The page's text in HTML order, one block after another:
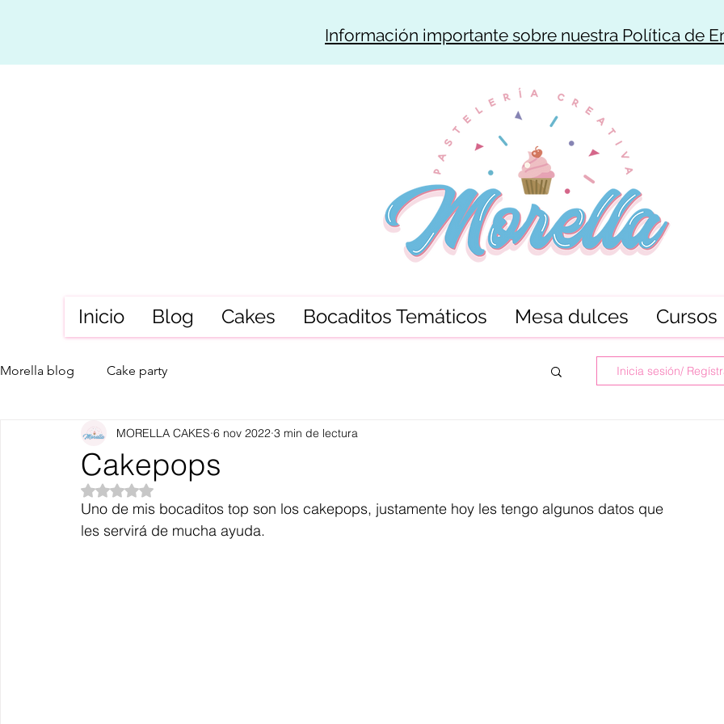
Morella blog Cake party Inicia sesión/
Cakepops
MORELLA CAKES 6 nov 2022 3 min de lectura
Obtuvo NaN de 5 estrellas.
Uno de mis bocaditos top son los cakepops, justamente hoy les tengo algunos datos que
les servirá de mucha ayuda.
Información importante sobre nuestra Política de
Inicio Blog Cakes Bocaditos Temáticos Mesa dulces Cursos